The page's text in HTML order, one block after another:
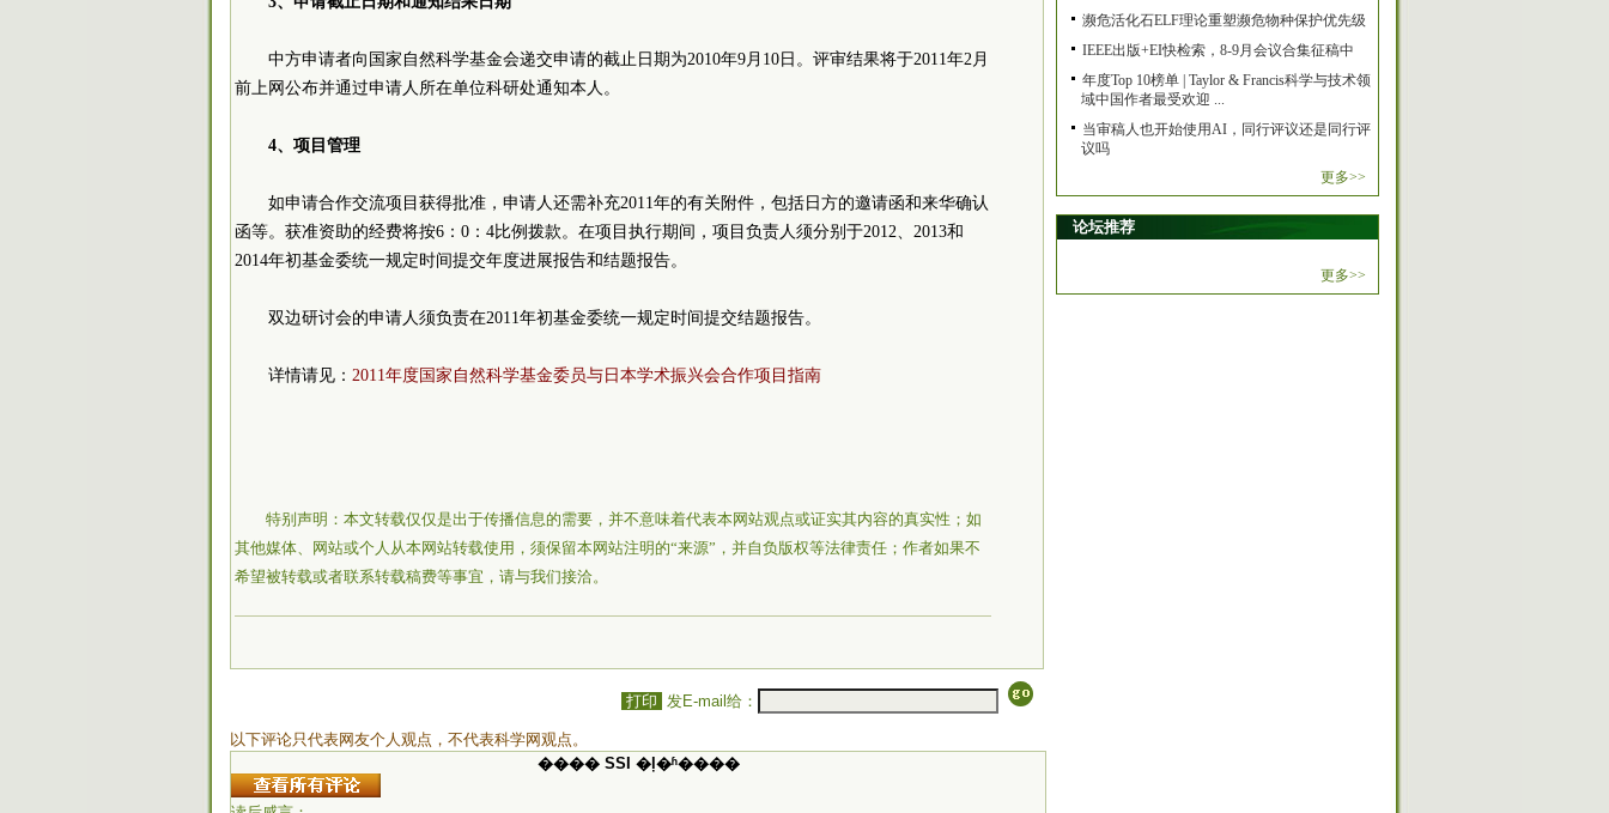
中方申请者向国家自然科学基金会递交申请的截止日期为2010年9月10日。评审结果将于2011年2月
前上网公布并通过申请人所在单位科研处通知本人。
4、项目管理
如申请合作交流项目获得批准，申请人还需补充2011年的有关附件，包括日方的邀请函和来华确认
函等。获准资助的经费将按6：0：4比例拨款。在项目执行期间，项目负责人须分别于2012、2013和
2014年初基金委统一规定时间提交年度进展报告和结题报告。
双边研讨会的申请人须负责在2011年初基金委统一规定时间提交结题报告。
详情请见： 2011年度国家自然科学基金委员与日本学术振兴会合作项目指南
特别声明：本文转载仅仅是出于传播信息的需要，并不意味着代表本网站观点或证实其内容的真实性；如
其他媒体、网站或个人从本网站转载使用，须保留本网站注明的“来源”，并自负版权等法律责任；作者如果不
希望被转载或者联系转载稿费等事宜，请与我们接洽。
打印 发E-mail给：
以下评论只代表网友个人观点，不代表科学网观点。
���� SSI �ļ�ʱ����
濒危活化石ELF理论重塑濒危物种保护优先级
IEEE出版+EI快检索，8-9月会议合集征稿中
年度Top 10榜单 | Taylor & Francis科学与技术领
域中国作者最受欢迎 ...
当审稿人也开始使用AI，同行评议还是同行评
议吗
更多>>
论坛推荐
更多>>